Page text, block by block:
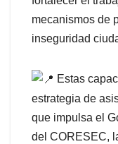
mecanismos de
inseguridad
Estas
estrategia de
que impulsa el
del CORESEC,